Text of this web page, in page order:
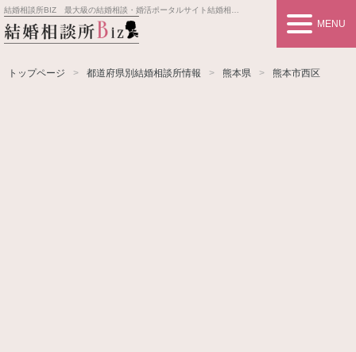
結婚相談所BIZ 最大級の結婚相談・婚活ポータルサイト結婚相談所事業者情報や婚活お見合いの悩み、対策を紹介します。
MENU
トップページ 都道府県別結婚相談所情報 熊本県 熊本市西区